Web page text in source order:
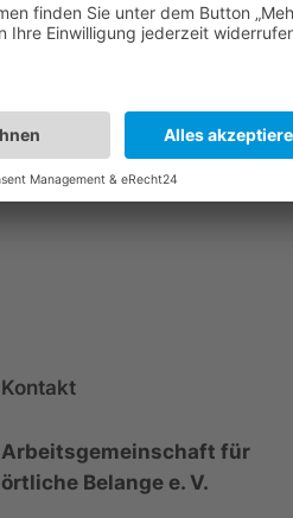
Nächster:
Kontakt
Arbeitsgemeinschaft für
örtliche Belange e. V.